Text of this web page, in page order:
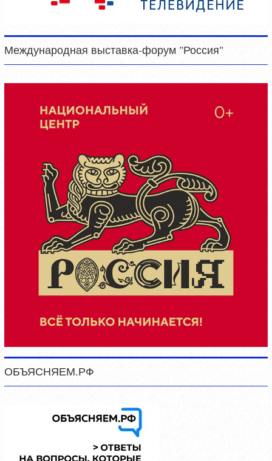
Международная выставка-форум "Россия"
ОБЪЯСНЯЕМ.РФ